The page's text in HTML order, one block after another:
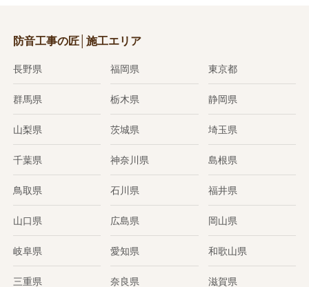
防音工事の匠│施工エリア
長野県 福岡県 東京都
群馬県 栃木県 静岡県
山梨県 茨城県 埼玉県
千葉県 神奈川県 島根県
鳥取県 石川県 福井県
山口県 広島県 岡山県
岐阜県 愛知県 和歌山県
三重県 奈良県 滋賀県